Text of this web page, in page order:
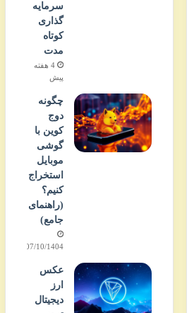
سرمایه
گذاری
کوتاه
مدت
4 هفته
پیش
چگونه
دوج
کوین با
گوشی
موبایل
استخراج
کنیم؟
(راهنمای
جامع)
07/10/1404
عکس
ارز
دیجیتال